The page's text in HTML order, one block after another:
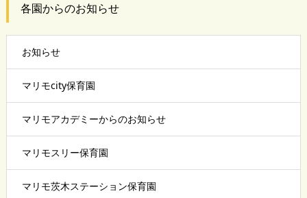
各園からのお知らせ
お知らせ
マリモcity保育園
マリモアカデミーからのお知らせ
マリモスリー保育園
マリモ茨木ステーション保育園